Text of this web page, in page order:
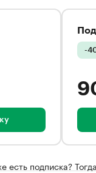
-
есть подписка?